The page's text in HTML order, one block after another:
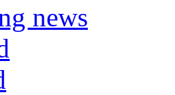
news